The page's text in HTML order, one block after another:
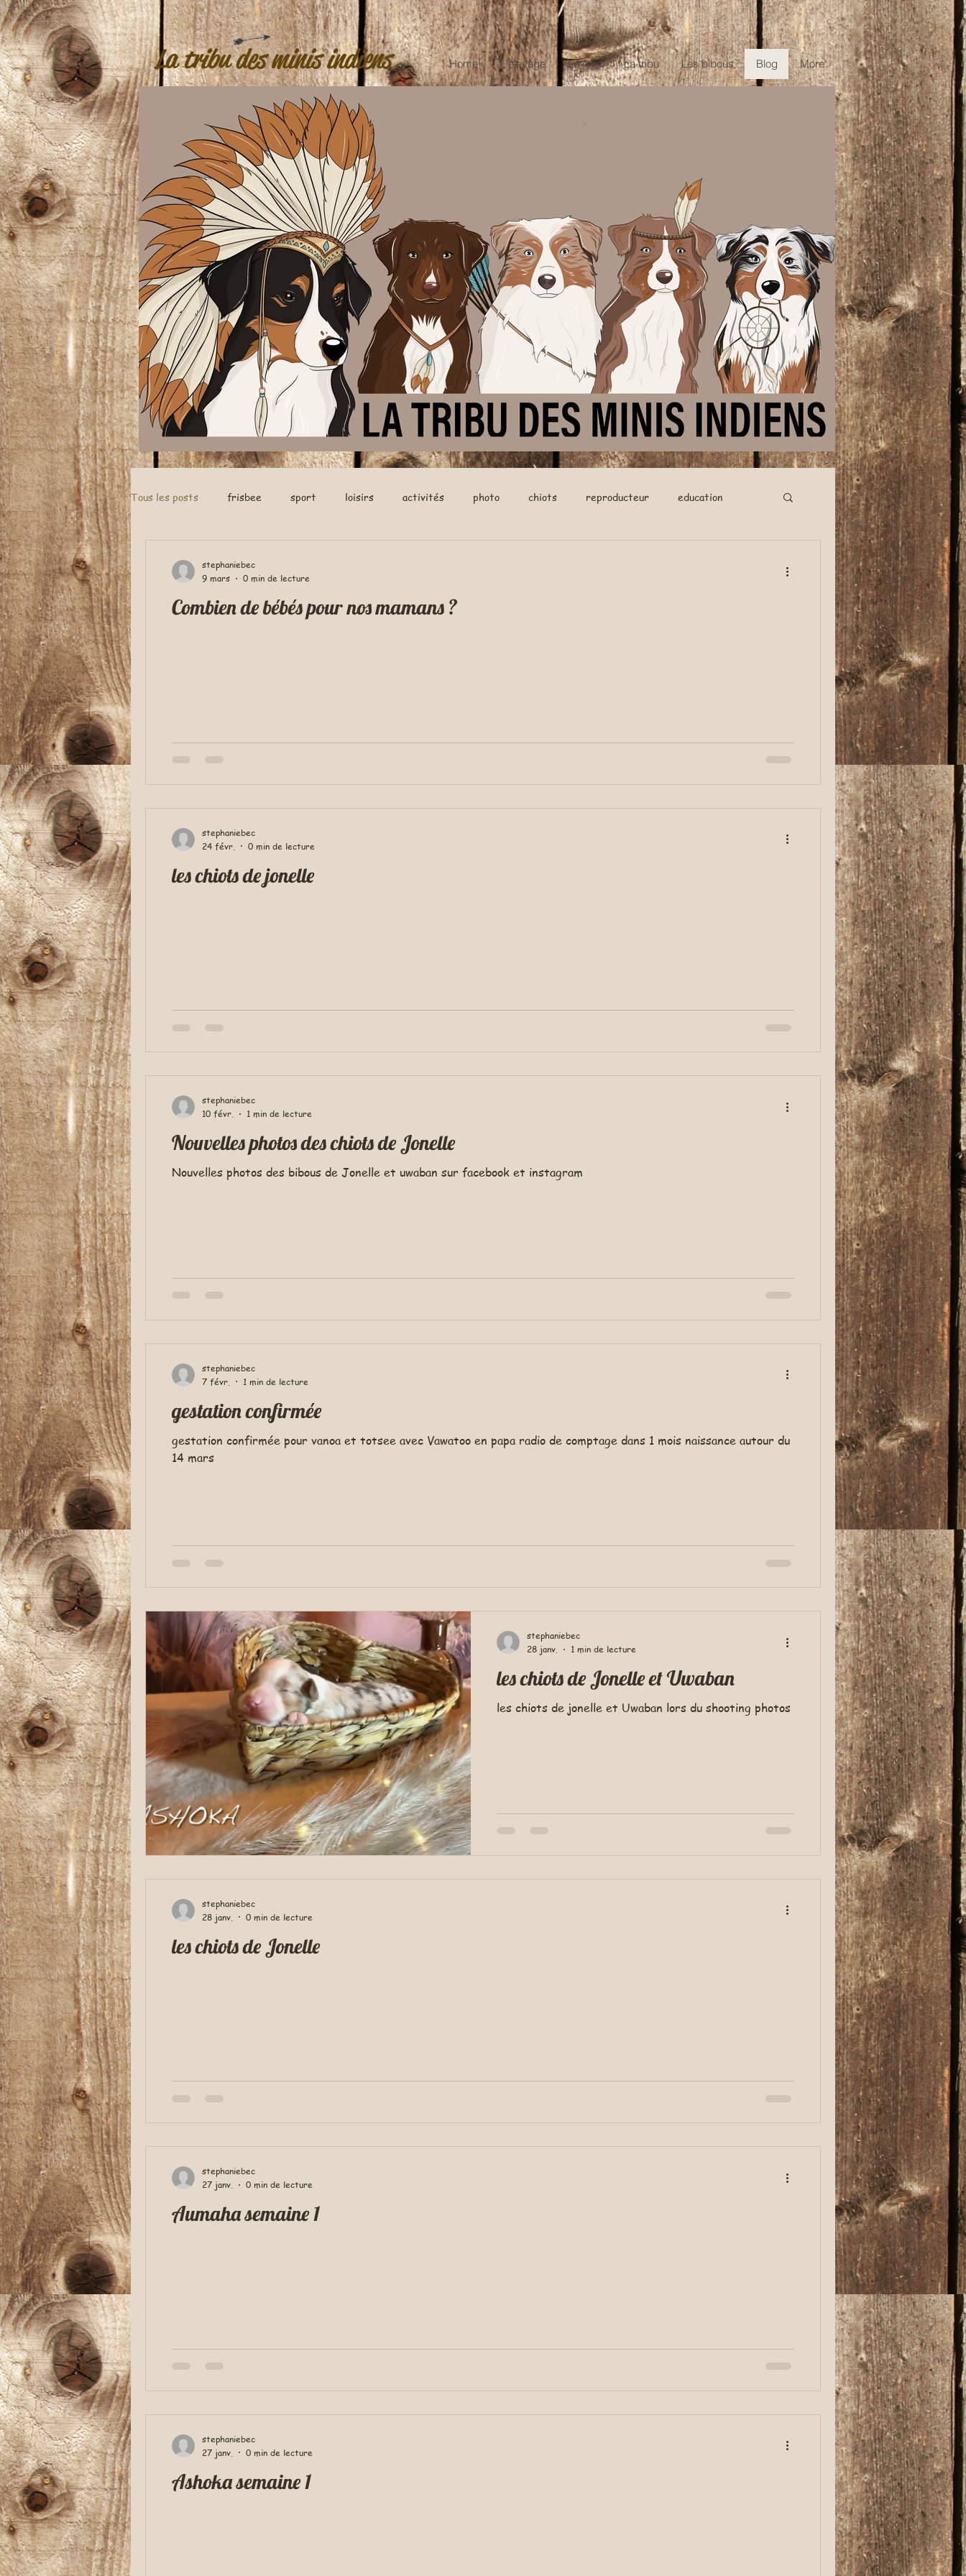
La tribu des minis indiens Home L'élevage Le mini La tribu Les bibous Blog More
Tous les posts frisbee sport loisirs activités photo chiots reproducteur education
Combien de bébés pour nos mamans ?
stephaniebec
9 mars
0 min de lecture
les chiots de jonelle
stephaniebec
24 févr.
0 min de lecture
Nouvelles photos des chiots de Jonelle
Nouvelles photos des bibous de Jonelle et uwaban sur facebook et instagram
stephaniebec
10 févr.
1 min de lecture
gestation confirmée
gestation confirmée pour vanoa et totsee avec Vawatoo en papa radio de comptage dans 1 mois naissance autour du
14 mars
stephaniebec
7 févr.
1 min de lecture
les chiots de Jonelle et Uwaban
les chiots de jonelle et Uwaban lors du shooting photos
stephaniebec
28 janv.
1 min de lecture
les chiots de Jonelle
stephaniebec
28 janv.
0 min de lecture
Aumaha semaine 1
stephaniebec
27 janv.
0 min de lecture
Ashoka semaine 1
stephaniebec
27 janv.
0 min de lecture